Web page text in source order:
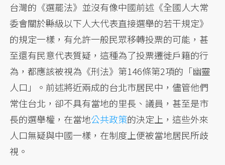
台灣的《選罷法》並沒有像中國前述《全國人大常
委會關於縣級以下人大代表直接選舉的若干規定》
的規定一樣，有允許一般民眾移轉投票的可能，甚
至還有民意代表質疑，這種為了投票遷徙戶籍的行
為，都應該被視為《刑法》第146條第2項的「幽靈
人口」。前述將近兩成的台北市居民中，儘管他們
常住台北，卻不具有當地的里長、議員，甚至是市
長的選舉權，在當地公共政策的決定上，這些外來
人口無疑與中國一樣，在制度上便被當地居民所歧
視。